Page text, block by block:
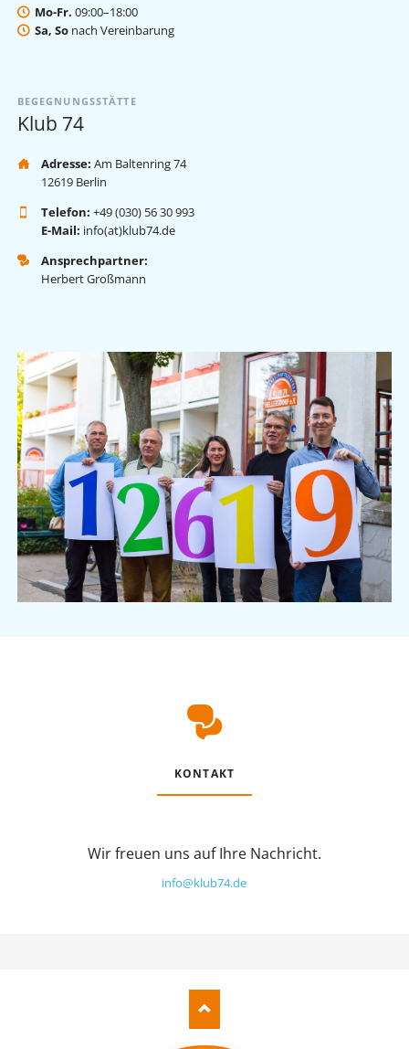
Mo-Fr. 09:00–18:00
Sa, Sonach Vereinbarung
BEGEGNUNGSSTÄTTE
Klub 74
Adresse: Am Baltenring 74
12619 Berlin
Telefon: +49 (030) 56 30 993
E-Mail: info(at)klub74.de
Ansprechpartner:
Herbert Großmann
KONTAKT
Wir freuen uns auf Ihre Nachricht.
info@klub74.de